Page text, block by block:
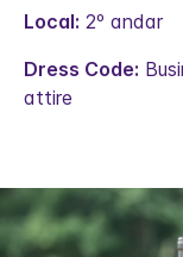
Local: 2º andar
Dress Code:
attire